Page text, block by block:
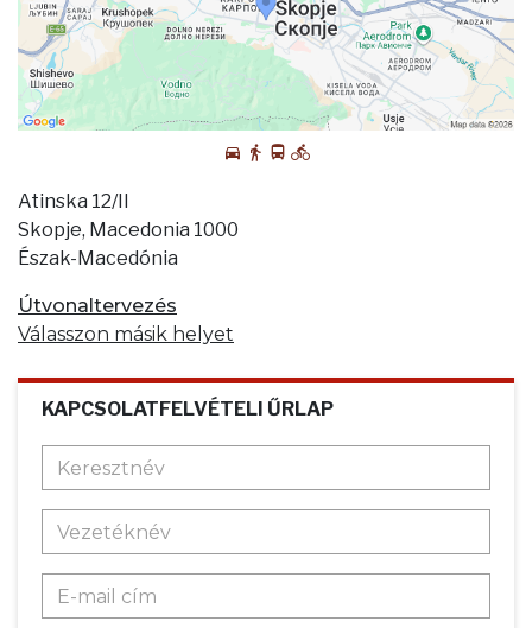
Atinska 12/II
Skopje, Macedonia 1000
Észak-Macedónia
Útvonaltervezés
Válasszon másik helyet
KAPCSOLATFELVÉTELI ŰRLAP